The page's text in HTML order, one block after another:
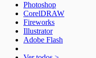
Photoshop
CorelDRAW
Fireworks
Illustrator
Adobe Flash